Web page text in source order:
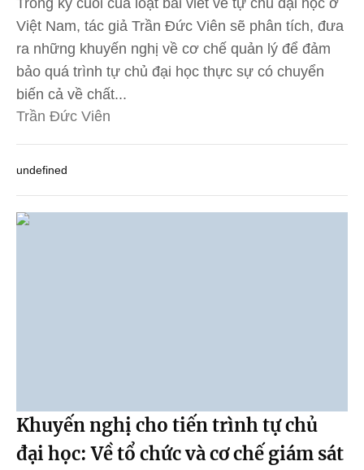
Việt Nam, tác giả Trần Đức Viên sẽ phân tích, đưa
ra những khuyến nghị về cơ chế quản lý để đảm
bảo quá trình tự chủ đại học thực sự có chuyển
biến cả về chất...
Trần Đức Viên
undefined
Khuyến nghị cho tiến trình tự chủ
đại học: Về tổ chức và cơ chế giám sát